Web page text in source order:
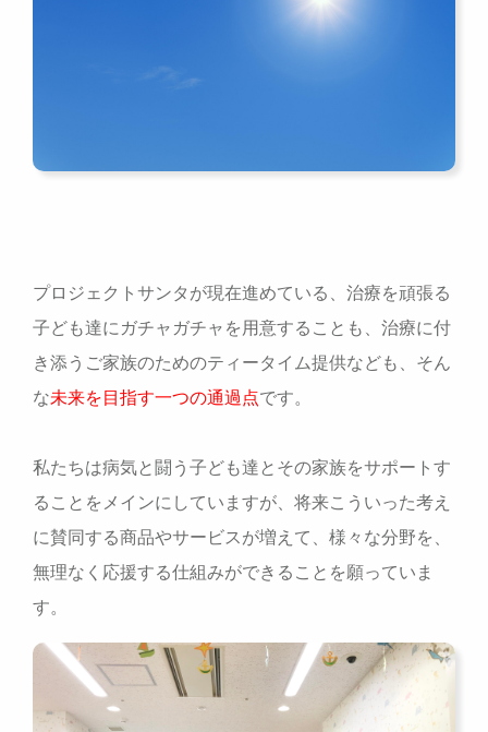
プロジェクトサンタが現在進めている、治療を頑張る
子ども達にガチャガチャを用意することも、治療に付
き添うご家族のためのティータイム提供なども、そん
な未来を目指す一つの通過点です。
私たちは病気と闘う子ども達とその家族をサポートす
ることをメインにしていますが、将来こういった考え
に賛同する商品やサービスが増えて、様々な分野を、
無理なく応援する仕組みができることを願っていま
す。